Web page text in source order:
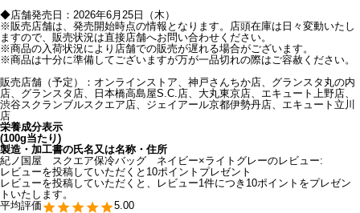
◆店舗発売日：2026年6月25日（木）
※販売店舗は、発売開始時点の情報となります。店頭在庫は日々変動いたし
ますので、販売状況は直接店舗へお問い合わせください。
※商品の入荷状況により店舗での販売が遅れる場合がございます。
※商品は十分に準備してございますが万が一品切れの際はご容赦ください。
販売店舗（予定）：オンラインストア、神戸さんちか店、グランスタ丸の内
店、グランスタ店、日本橋高島屋S.C.店、大丸東京店、エキュート上野店、
渋谷スクランブルスクエア店、ジェイアール京都伊勢丹店、エキュート立川
店
栄養成分表示
(100g当たり)
製造・加工書の氏名又は名称・住所
紀ノ国屋 スクエア保冷バッグ ネイビー×ライトグレーのレビュー:
レビューを投稿していただくと10ポイントプレゼント
レビューを投稿していただくと、レビュー1件につき10ポイントをプレゼン
トいたします。
5.00